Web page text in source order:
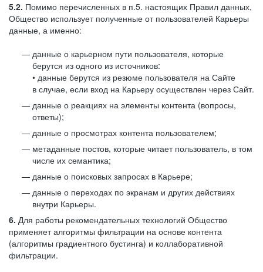
5.2. Помимо перечисленных в п.5. настоящих Правил данных,
Общество использует полученные от пользователей Карьеры
данные, а именно:
данные о карьерном пути пользователя, которые
берутся из одного из источников:
• данные берутся из резюме пользователя на Сайте
в случае, если вход на Карьеру осуществлен через Сайт.
данные о реакциях на элементы контента (вопросы,
ответы);
данные о просмотрах контента пользователем;
метаданные постов, которые читает пользователь, в том
числе их семантика;
данные о поисковых запросах в Карьере;
данные о переходах по экранам и других действиях
внутри Карьеры.
6. Для работы рекомендательных технологий Общество
применяет алгоритмы фильтрации на основе контента
(алгоритмы градиентного бустинга) и коллаборативной
фильтрации.